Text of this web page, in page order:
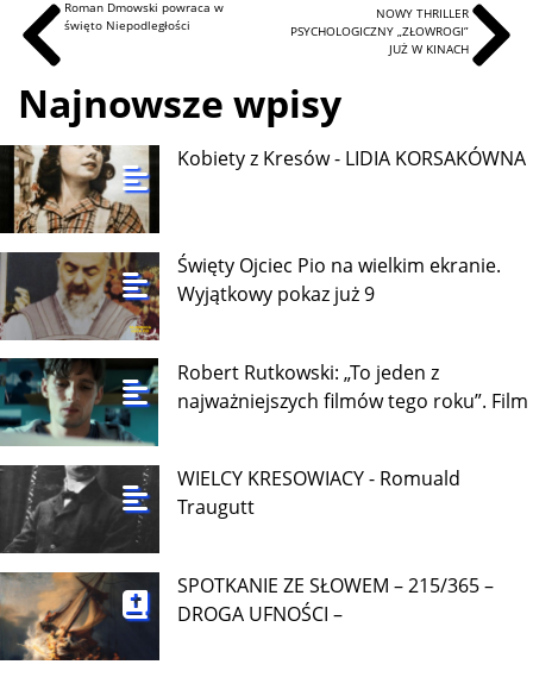
Roman Dmowski powraca w
święto Niepodległości
NOWY THRILLER
PSYCHOLOGICZNY „ZŁOWROGI”
JUŻ W KINACH
Najnowsze wpisy
Kobiety z Kresów - LIDIA KORSAKÓWNA
Święty Ojciec Pio na wielkim ekranie.
Wyjątkowy pokaz już 9
Robert Rutkowski: „To jeden z
najważniejszych filmów tego roku”. Film
WIELCY KRESOWIACY - Romuald
Traugutt
SPOTKANIE ZE SŁOWEM – 215/365 –
DROGA UFNOŚCI –